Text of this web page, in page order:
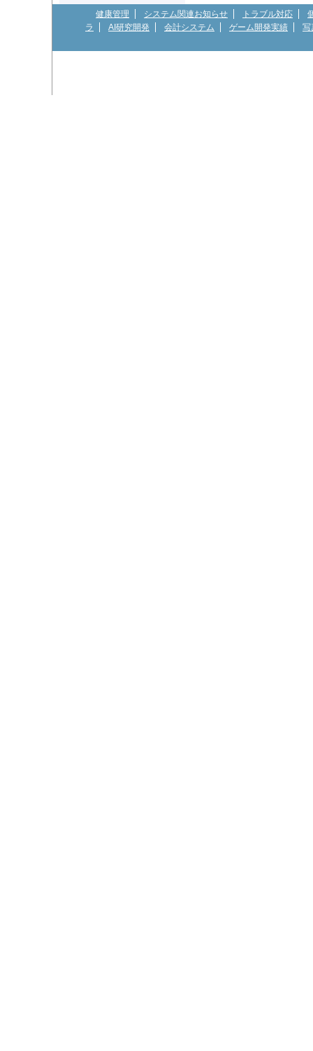
健康管理 システム関連お知らせ トラブル対応
ラ
AI研究開発 会計システム ゲーム開発実績 写